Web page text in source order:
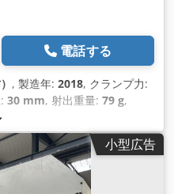
電話する
, 製造年: 2018, クランプ力:
30 mm, 射出重量: 79 g,
小型広告